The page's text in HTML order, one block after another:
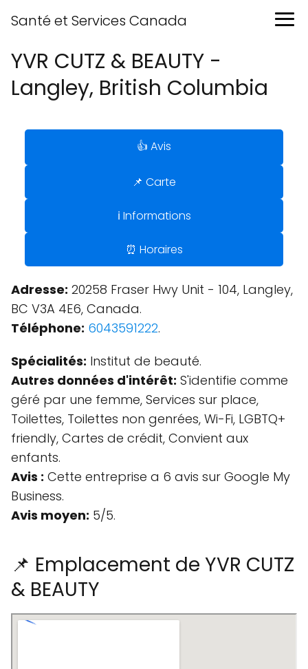
Santé et Services Canada
YVR CUTZ & BEAUTY -
Langley, British Columbia
👍 Avis
📌 Carte
ℹ️ Informations
⏰ Horaires
Adresse: 20258 Fraser Hwy Unit - 104, Langley,
BC V3A 4E6, Canada.
Téléphone: 6043591222.
Spécialités: Institut de beauté.
Autres données d'intérêt: S'identifie comme
géré par une femme, Services sur place,
Toilettes, Toilettes non genrées, Wi-Fi, LGBTQ+
friendly, Cartes de crédit, Convient aux
enfants.
Avis : Cette entreprise a 6 avis sur Google My
Business.
Avis moyen: 5/5.
📌 Emplacement de YVR CUTZ
& BEAUTY